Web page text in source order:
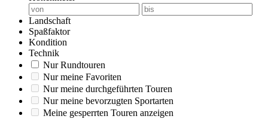
Landschaft
Spaßfaktor
Kondition
Technik
Nur Rundtouren
Nur meine Favoriten
Nur meine durchgeführten Touren
Nur meine bevorzugten Sportarten
Meine gesperrten Touren anzeigen